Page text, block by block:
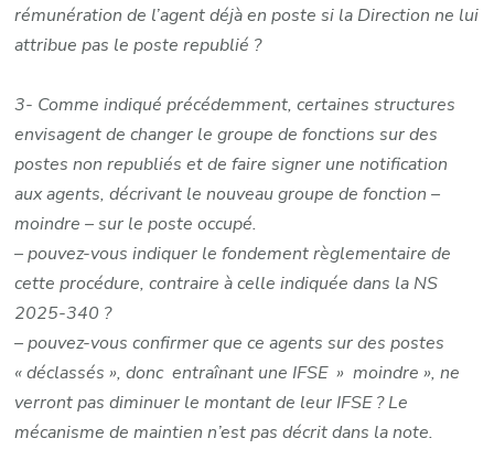
rémunération de l’agent déjà en poste si la Direction ne lui
attribue pas le poste republié ?
3- Comme indiqué précédemment, certaines structures
envisagent de changer le groupe de fonctions sur des
postes non republiés et de faire signer une notification
aux agents, décrivant le nouveau groupe de fonction –
moindre – sur le poste occupé.
– pouvez-vous indiquer le fondement règlementaire de
cette procédure, contraire à celle indiquée dans la NS
2025-340 ?
– pouvez-vous confirmer que ce agents sur des postes
« déclassés », donc entraînant une IFSE » moindre », ne
verront pas diminuer le montant de leur IFSE ? Le
mécanisme de maintien n’est pas décrit dans la note.